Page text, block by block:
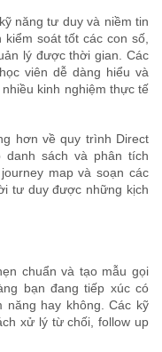
năng tư duy và niềm tin
soát tốt các con số,
lý được thời gian. Các
viên dễ dàng hiểu và
kinh nghiệm thực tế
hơn về quy trình Direct
danh sách và phân tích
map và soạn các
tư duy được những kịch
chuẩn và tạo mẫu gọi
bạn đang tiếp xúc có
năng hay không. Các kỹ
xử lý từ chối, follow up